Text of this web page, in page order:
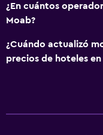
Teléfono
Vista a la ciudad
¿En cuántos
Moab?
¿Cuándo actualizó
precios de hoteles en